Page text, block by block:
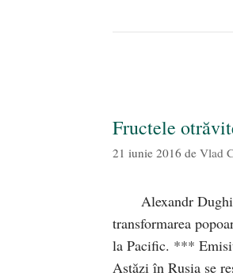
Fructele
21 iunie 2016 de Vlad
Alexandr
transformarea
la Pacific. ***
Astăzi în Rusia se